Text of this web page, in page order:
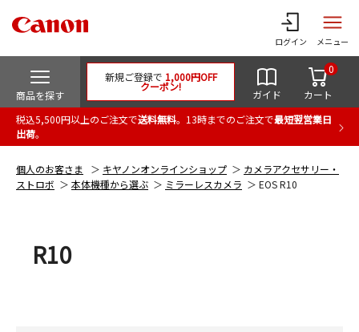
ログイン メニュー
商品を探す
新規ご登録で 1,000円OFF
クーポン!
ガイド カート
0
税込5,500円以上のご注文で送料無料。13時までのご注文で最短翌営業日
出荷。
個人のお客さま キヤノンオンラインショップ
カメラアクセサリー・
ストロボ
本体機種から選ぶ ミラーレスカメラ EOS R10
R10